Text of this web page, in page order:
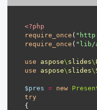
<?php
require_once (
require_once ( "lib/
use aspose\ slides\
use
aspose\ slides\
$pres = new
try